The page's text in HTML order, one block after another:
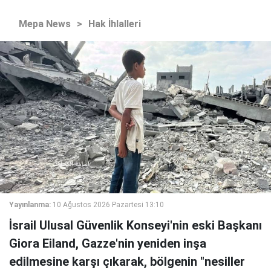
Mepa News > Hak İhlalleri
Yayınlanma: 10 Ağustos 2026 Pazartesi 13:10
İsrail Ulusal Güvenlik Konseyi'nin eski Başkanı
Giora Eiland, Gazze'nin yeniden inşa
edilmesine karşı çıkarak, bölgenin "nesiller